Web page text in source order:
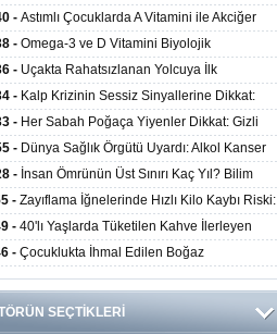
İle Yaşam Kalitesi Artıyor
- Astımlı Çocuklarda A Vitamini ile Akciğer
Arasında Bağlantı Bulundu
- Omega-3 ve D Vitamini Biyolojik
Yavaşlatabilir
- Uçakta Rahatsızlanan Yolcuya İlk
Sağlık Bakanı Memişoğlu'ndan Geldi
- Kalp Krizinin Sessiz Sinyallerine Dikkat:
Göğüs Ağrısıyla Gelmiyor
- Her Sabah Poğaça Yiyenler Dikkat: Gizli
ve Yağ Yükü Kalbi ve Bağırsakları Tehdit
- Dünya Sağlık Örgütü Uyardı: Alkol Kanser
Doğrudan Artırıyor
- İnsan Ömrünün Üst Sınırı Kaç Yıl? Bilim
Yeni Yaşam Süresi Modeli
- Zayıflama İğnelerinde Hızlı Kilo Kaybı Riski:
Hekim Kontrolü Şart Diyor
- 40'lı Yaşlarda Tüketilen Kahve İlerleyen
Zihinsel ve Fiziksel Sağlığı Koruyor
- Çocuklukta İhmal Edilen Boğaz
İleride Kalp Kapağını Bozabiliyor
SEÇTİKLERİ